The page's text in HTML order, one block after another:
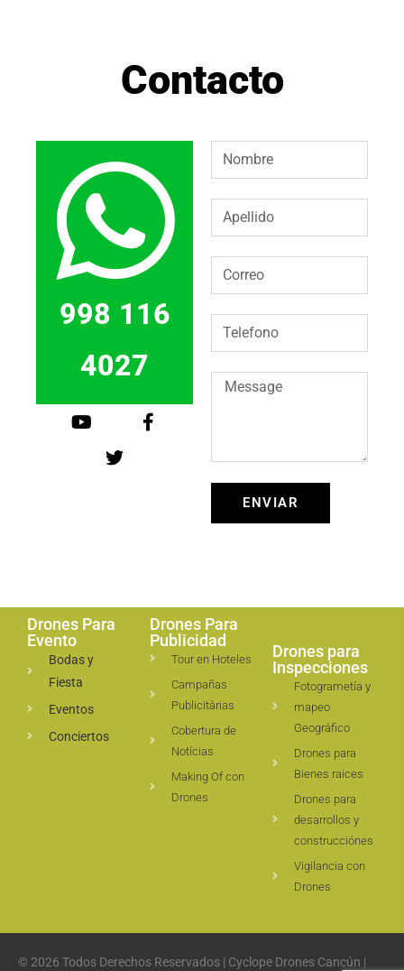
Contacto
998 116
4027
ENVIAR
Drones Para
Evento
Bodas y
Fiesta
Eventos
Conciertos
Drones Para
Publicidad
Tour en Hoteles
Campañas
Publicitàrias
Cobertura de
Notícias
Making Of con
Drones
Drones para
Inspecciones
Fotogrametía y
mapeo
Geográfico
Drones para
Bienes raices
Drones para
desarrollos y
construcciónes
Vigilancia con
Drones
© 2026 Todos Derechos Reservados | Cyclope Drones Cancún |